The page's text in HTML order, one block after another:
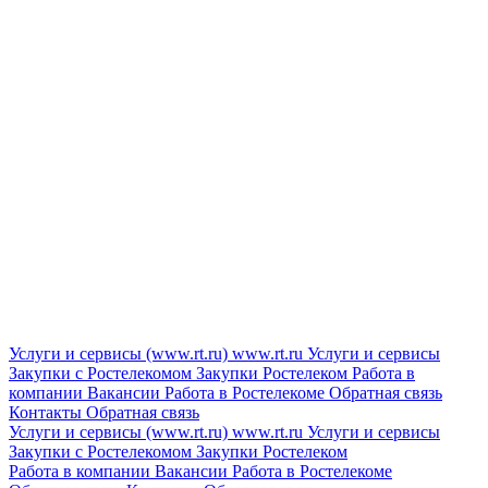
Услуги и сервисы (www.rt.ru) www.rt.ru Услуги и сервисы
Закупки с Ростелекомом Закупки Ростелеком Работа в
компании Вакансии Работа в Ростелекоме Обратная связь
Контакты Обратная связь
Услуги и сервисы (www.rt.ru) www.rt.ru Услуги и сервисы
Закупки с Ростелекомом Закупки Ростелеком
Работа в компании Вакансии Работа в Ростелекоме